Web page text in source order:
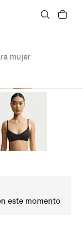
mujer
este momento